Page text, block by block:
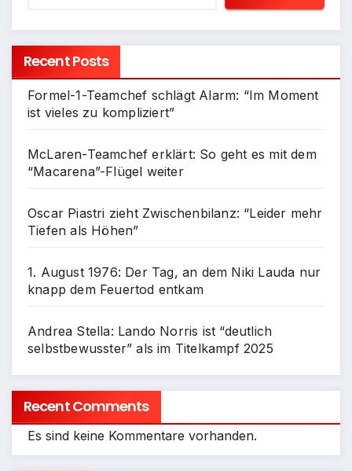
Recent Posts
Formel-1-Teamchef schlägt Alarm: “Im Moment
ist vieles zu kompliziert”
McLaren-Teamchef erklärt: So geht es mit dem
“Macarena”-Flügel weiter
Oscar Piastri zieht Zwischenbilanz: “Leider mehr
Tiefen als Höhen”
1. August 1976: Der Tag, an dem Niki Lauda nur
knapp dem Feuertod entkam
Andrea Stella: Lando Norris ist “deutlich
selbstbewusster” als im Titelkampf 2025
Recent Comments
Es sind keine Kommentare vorhanden.